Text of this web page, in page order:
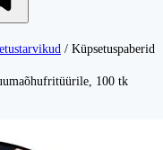
/ Küpsetuspaberid
100 tk